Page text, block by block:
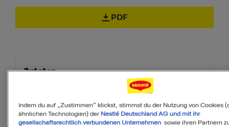
PDF
Zutaten
6Portionen
Indem du auf „Zustimmen“ klickst, stimmst du der Nutzung von Cookies
ähnlichen Technologien) der Nestlé Deutschland AG und mit ihr
gesellschaftsrechtlich verbundenen Unternehmensowie ihren Partnern